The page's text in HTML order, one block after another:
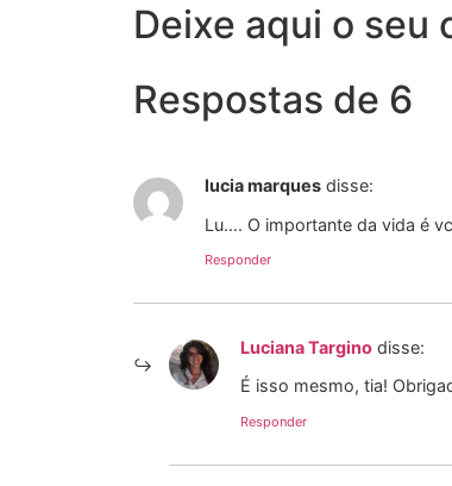
Deixe aqui o seu
Respostas de 6
lucia marques disse:
Lu…. O importante da vida é
Responder
Luciana Targino disse:
É isso mesmo, tia!
Responder